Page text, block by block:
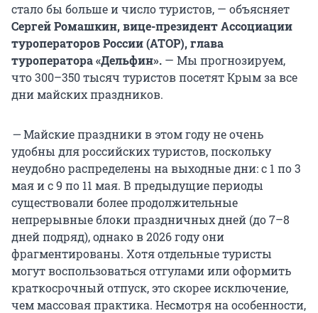
стало бы больше и число туристов, — объясняет
Сергей Ромашкин, вице-президент Ассоциации
туроператоров России (АТОР), глава
туроператора «Дельфин». — Мы прогнозируем,
что 300–350 тысяч туристов посетят Крым за все
дни майских праздников.
—Майские праздники в этом году не очень
удобны для российских туристов, поскольку
неудобно распределены на выходные дни: с 1 по 3
мая и с 9 по 11 мая. В предыдущие периоды
существовали более продолжительные
непрерывные блоки праздничных дней (до 7–8
дней подряд), однако в 2026 году они
фрагментированы. Хотя отдельные туристы
могут воспользоваться отгулами или оформить
краткосрочный отпуск, это скорее исключение,
чем массовая практика. Несмотря на особенности,